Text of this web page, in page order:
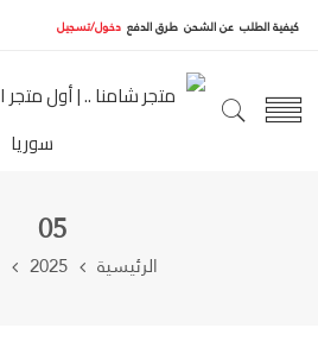
كيفية الطلب عن الشحن طرق الدفع دخول/تسجيل
05
الرئيسية 2025